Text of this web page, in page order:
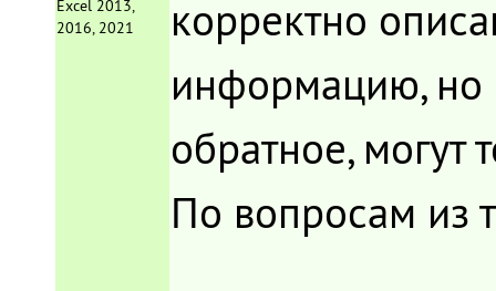
Excel 2013,
2016, 2021
корректно
информацию, но
обратное, могут
По вопросам из